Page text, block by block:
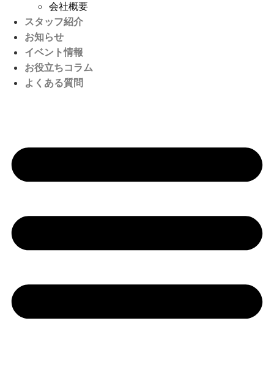
会社概要
スタッフ紹介
お知らせ
イベント情報
お役立ちコラム
よくある質問